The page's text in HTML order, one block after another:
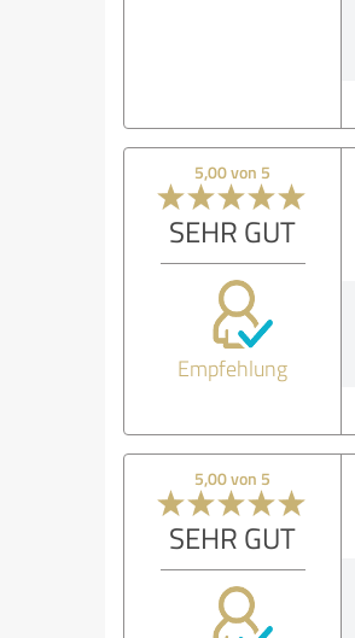
5,00 von 5
SEHR GUT
Empfehlung
5,00 von 5
SEHR GUT